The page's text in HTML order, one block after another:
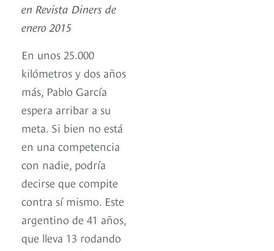
en Revista Diners de
enero 2015
En unos 25.000
kilómetros y dos años
más, Pablo García
espera arribar a su
meta. Si bien no está
en una competencia
con nadie, podría
decirse que compite
contra sí mismo. Este
argentino de 41 años,
que lleva 13 rodando